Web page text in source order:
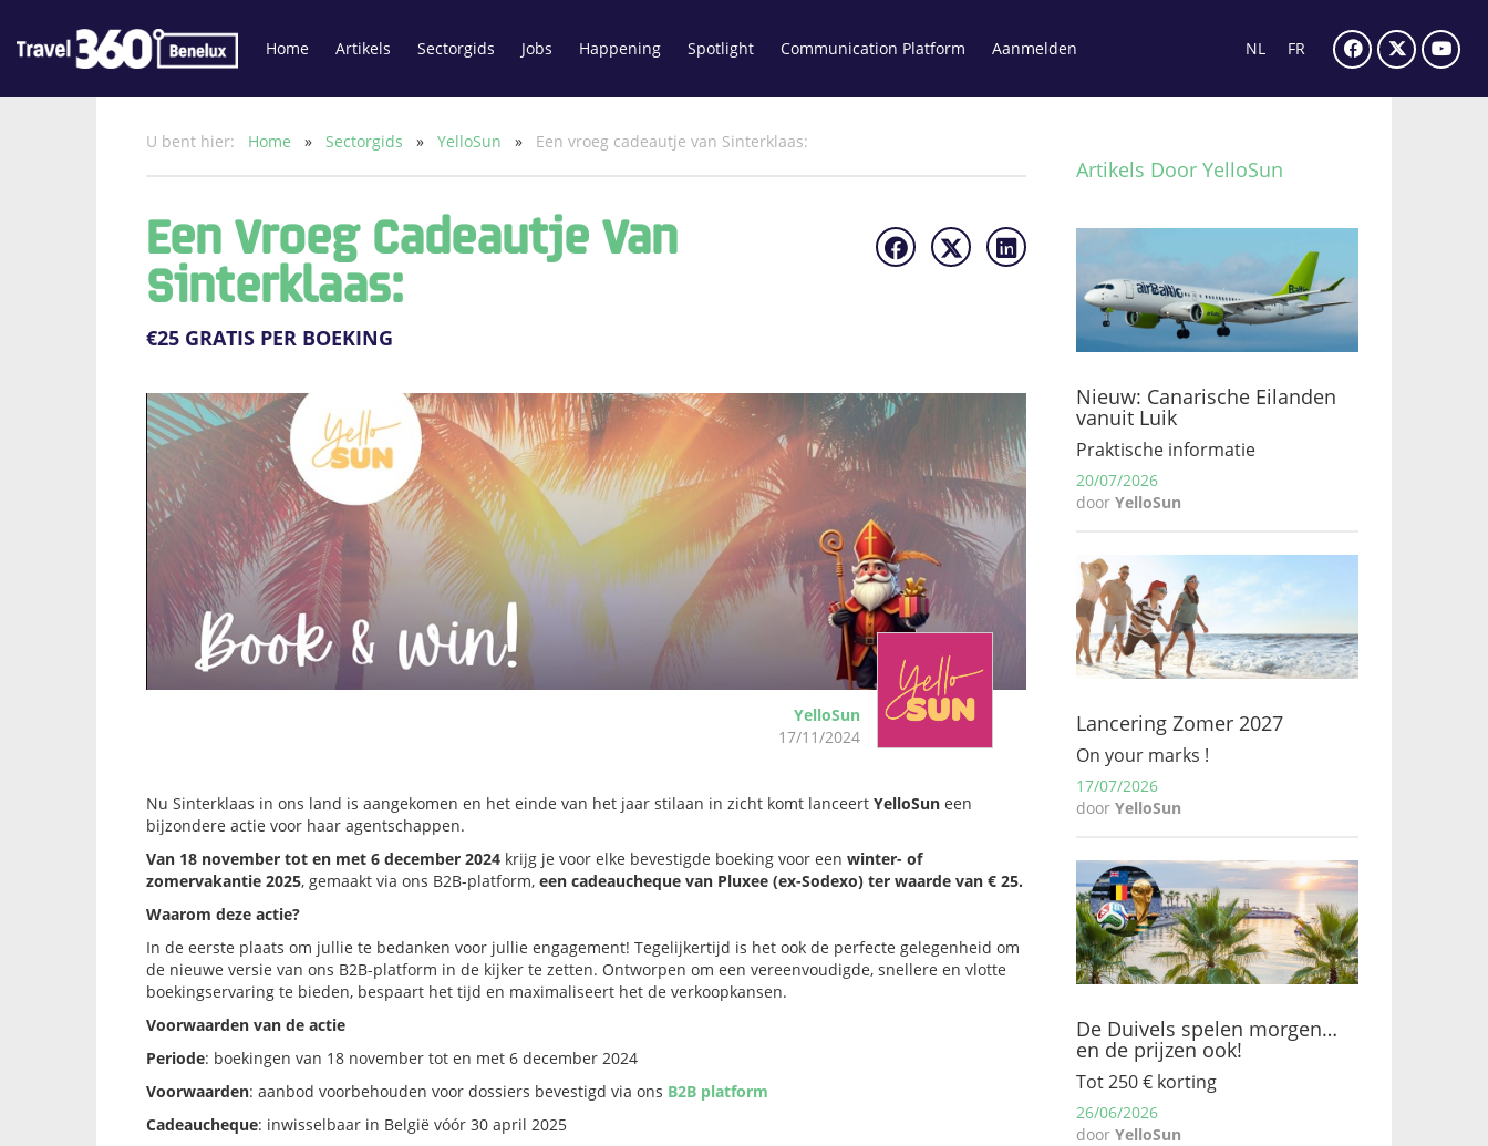
Home Artikels Sectorgids Jobs Happening Spotlight Communication Platform Aanmelden NL FR
U bent hier: Home » Sectorgids » YelloSun » Een vroeg cadeautje van Sinterklaas:
Een Vroeg Cadeautje Van
Sinterklaas:
€25 GRATIS PER BOEKING
YelloSun
17/11/2024
Nu Sinterklaas in ons land is aangekomen en het einde van het jaar stilaan in zicht komt lanceert YelloSun een
bijzondere actie voor haar agentschappen.
Van 18 november tot en met 6 december 2024 krijg je voor elke bevestigde boeking voor een winter- of
zomervakantie 2025, gemaakt via ons B2B-platform, een cadeaucheque van Pluxee (ex-Sodexo) ter waarde van € 25.
Waarom deze actie?
In de eerste plaats om jullie te bedanken voor jullie engagement! Tegelijkertijd is het ook de perfecte gelegenheid om
de nieuwe versie van ons B2B-platform in de kijker te zetten. Ontworpen om een vereenvoudigde, snellere en vlotte
boekingservaring te bieden, bespaart het tijd en maximaliseert het de verkoopkansen.
Voorwaarden van de actie
Periode: boekingen van 18 november tot en met 6 december 2024
Voorwaarden: aanbod voorbehouden voor dossiers bevestigd via ons B2B platform
Cadeaucheque: inwisselbaar in België vóór 30 april 2025
Artikels Door YelloSun
Nieuw: Canarische Eilanden
vanuit Luik
Praktische informatie
20/07/2026
door YelloSun
Lancering Zomer 2027
On your marks !
17/07/2026
door YelloSun
De Duivels spelen morgen…
en de prijzen ook!
Tot 250 € korting
26/06/2026
door YelloSun